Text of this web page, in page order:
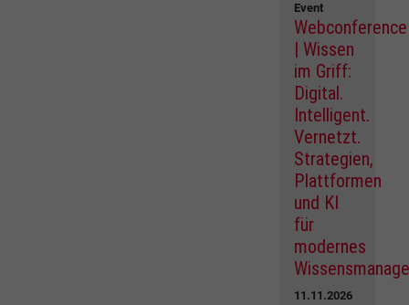
Event
Webconference
| Wissen
im Griff:
Digital.
Intelligent.
Vernetzt.
Strategien,
Plattformen
und KI
für
modernes
11.11.2026